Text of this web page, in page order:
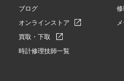
ブログ
オンラインストア
買取・下取
時計修理技師一覧